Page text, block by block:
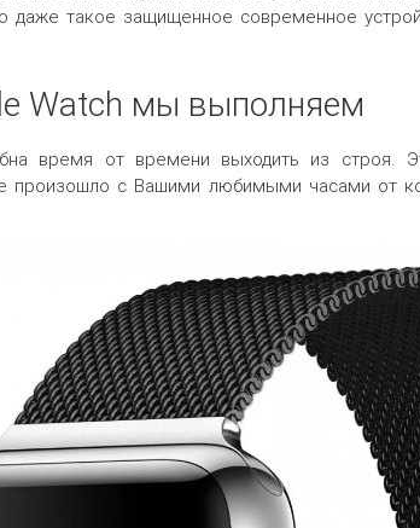
даже такое защищенное современное
Watch мы выполняем
время от времени выходить из строя.
произошло с Вашими любимыми часами от